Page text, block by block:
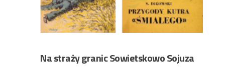
Na straży granic Sowietskowo Sojuza